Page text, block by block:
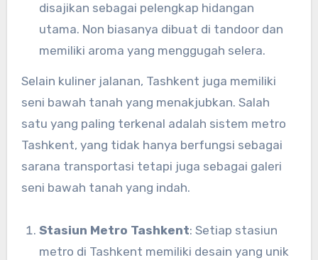
disajikan sebagai pelengkap hidangan
utama. Non biasanya dibuat di tandoor dan
memiliki aroma yang menggugah selera.
Selain kuliner jalanan, Tashkent juga memiliki
seni bawah tanah yang menakjubkan. Salah
satu yang paling terkenal adalah sistem metro
Tashkent, yang tidak hanya berfungsi sebagai
sarana transportasi tetapi juga sebagai galeri
seni bawah tanah yang indah.
Stasiun Metro Tashkent: Setiap stasiun
metro di Tashkent memiliki desain yang unik